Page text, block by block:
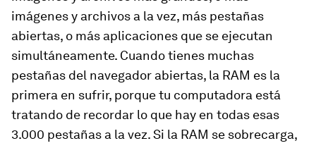
imágenes y archivos a la vez, más pestañas
abiertas, o más aplicaciones que se ejecutan
simultáneamente. Cuando tienes muchas
pestañas del navegador abiertas, la RAM es la
primera en sufrir, porque tu computadora está
tratando de recordar lo que hay en todas esas
3.000 pestañas a la vez. Si la RAM se sobrecarga,